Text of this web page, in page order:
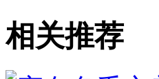
相关推荐